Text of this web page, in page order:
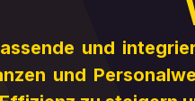
und
und